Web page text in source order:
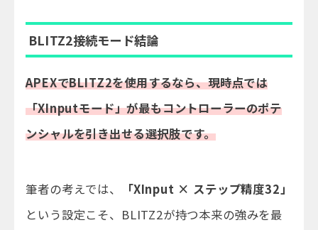
BLITZ2接続モード結論
APEXでBLITZ2を使用するなら、現時点では
「XInputモード」が最もコントローラーのポテ
ンシャルを引き出せる選択肢です。
筆者の考えでは、
「XInput × ステップ精度32」
という設定こそ、BLITZ2が持つ本来の強みを最